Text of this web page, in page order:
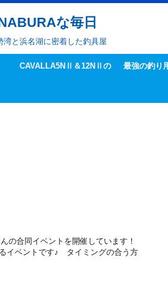
な毎日
湾と浜名湖に密着した釣具屋
CAVALLA5NⅡ＆12NⅡの 最強の釣り
の合同イベントを開催しています！
イベントです♪ タイミングの合う方